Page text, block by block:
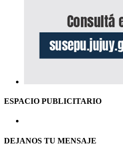
ESPACIO PUBLICITARIO
DEJANOS TU MENSAJE